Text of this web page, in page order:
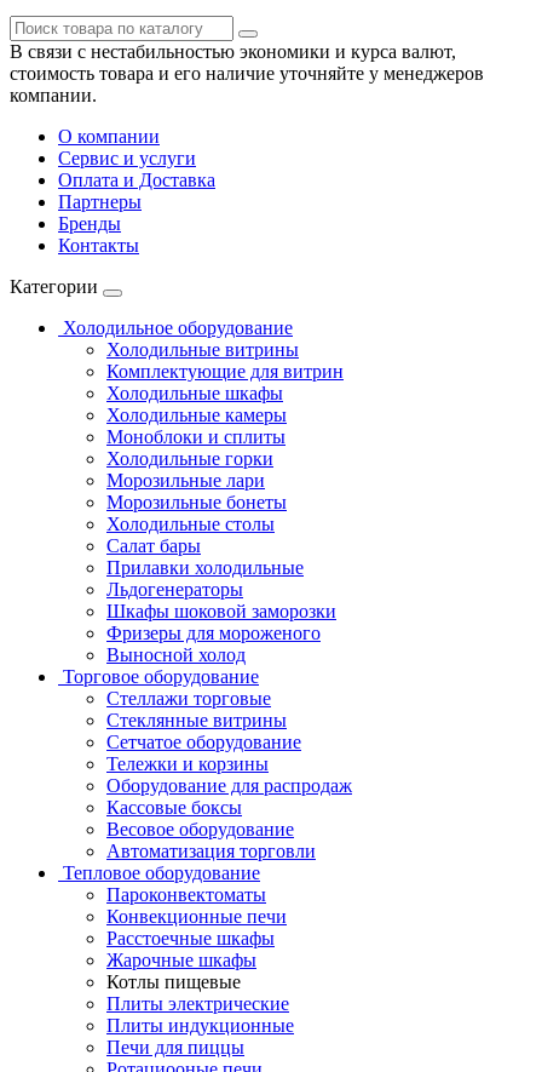
В связи с нестабильностью экономики и курса валют,
стоимость товара и его наличие уточняйте у менеджеров
компании.
О компании
Сервис и услуги
Оплата и Доставка
Партнеры
Бренды
Контакты
Категории
Холодильное оборудование
Холодильные витрины
Комплектующие для витрин
Холодильные шкафы
Холодильные камеры
Моноблоки и сплиты
Холодильные горки
Морозильные лари
Морозильные бонеты
Холодильные столы
Салат бары
Прилавки холодильные
Льдогенераторы
Шкафы шоковой заморозки
Фризеры для мороженого
Выносной холод
Торговое оборудование
Стеллажи торговые
Стеклянные витрины
Сетчатое оборудование
Тележки и корзины
Оборудование для распродаж
Кассовые боксы
Весовое оборудование
Автоматизация торговли
Тепловое оборудование
Пароконвектоматы
Конвекционные печи
Расстоечные шкафы
Жарочные шкафы
Котлы пищевые
Плиты электрические
Плиты индукционные
Печи для пиццы